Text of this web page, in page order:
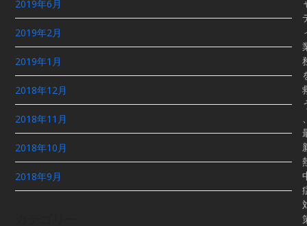
2019年6月
2019年2月
2019年1月
2018年12月
2018年11月
2018年10月
2018年9月